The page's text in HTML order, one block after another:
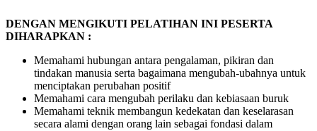
DENGAN MENGIKUTI PELATIHAN INI PESERTA
DIHARAPKAN :
Memahami hubungan antara pengalaman, pikiran dan
tindakan manusia serta bagaimana mengubah-ubahnya untuk
menciptakan perubahan positif
Memahami cara mengubah perilaku dan kebiasaan buruk
Memahami teknik membangun kedekatan dan keselarasan
secara alami dengan orang lain sebagai fondasi dalam